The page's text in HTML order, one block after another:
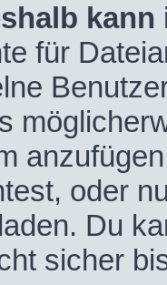
für
oder
Du
sicher